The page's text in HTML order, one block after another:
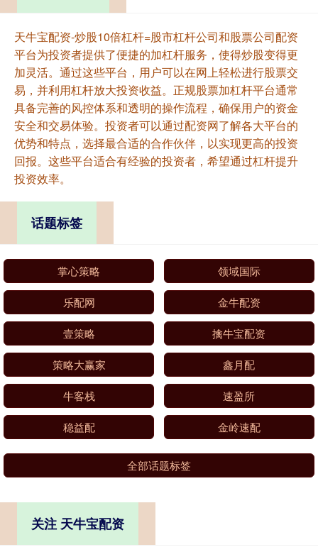
天牛宝配资-炒股10倍杠杆=股市杠杆公司和股票公司配资
平台为投资者提供了便捷的加杠杆服务，使得炒股变得更
加灵活。通过这些平台，用户可以在网上轻松进行股票交
易，并利用杠杆放大投资收益。正规股票加杠杆平台通常
具备完善的风控体系和透明的操作流程，确保用户的资金
安全和交易体验。投资者可以通过配资网了解各大平台的
优势和特点，选择最合适的合作伙伴，以实现更高的投资
回报。这些平台适合有经验的投资者，希望通过杠杆提升
投资效率。
话题标签
掌心策略 领域国际
乐配网 金牛配资
壹策略 擒牛宝配资
策略大赢家 鑫月配
牛客栈 速盈所
稳益配 金岭速配
全部话题标签
关注 天牛宝配资